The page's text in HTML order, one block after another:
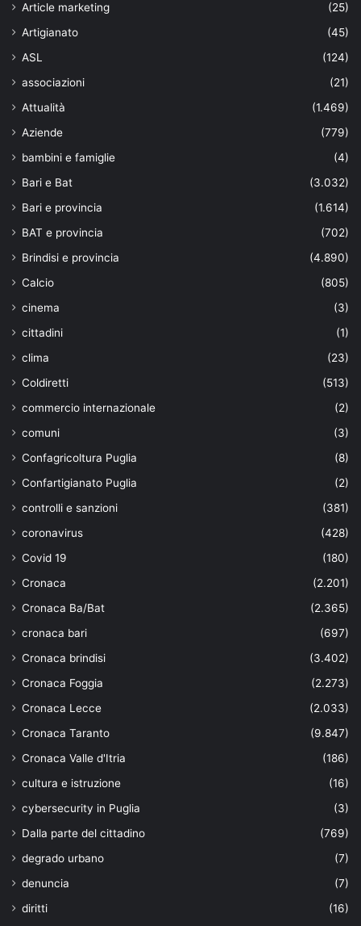
Article marketing
(25)
Artigianato
(45)
ASL
(124)
associazioni
(21)
Attualità
(1.469)
Aziende
(779)
bambini e famiglie
(4)
Bari e Bat
(3.032)
Bari e provincia
(1.614)
BAT e provincia
(702)
Brindisi e provincia
(4.890)
Calcio
(805)
cinema
(3)
cittadini
(1)
clima
(23)
Coldiretti
(513)
commercio internazionale
(2)
comuni
(3)
Confagricoltura Puglia
(8)
Confartigianato Puglia
(2)
controlli e sanzioni
(381)
coronavirus
(428)
Covid 19
(180)
Cronaca
(2.201)
Cronaca Ba/Bat
(2.365)
cronaca bari
(697)
Cronaca brindisi
(3.402)
Cronaca Foggia
(2.273)
Cronaca Lecce
(2.033)
Cronaca Taranto
(9.847)
Cronaca Valle d'Itria
(186)
cultura e istruzione
(16)
cybersecurity in Puglia
(3)
Dalla parte del cittadino
(769)
degrado urbano
(7)
denuncia
(7)
diritti
(16)